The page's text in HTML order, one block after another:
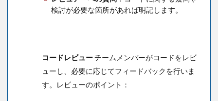
検討が必要な箇所があれば明記します。
コードレビューチームメンバーがコードをレビ
ューし、必要に応じてフィードバックを行いま
す。レビューのポイント：